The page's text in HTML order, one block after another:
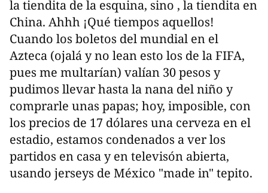
la tiendita de la esquina, sino , la tiendita en
China. Ahhh ¡Qué tiempos aquellos!
Cuando los boletos del mundial en el
Azteca (ojalá y no lean esto los de la FIFA,
pues me multarían) valían 30 pesos y
pudimos llevar hasta la nana del niño y
comprarle unas papas; hoy, imposible, con
los precios de 17 dólares una cerveza en el
estadio, estamos condenados a ver los
partidos en casa y en televisón abierta,
usando jerseys de México "made in" tepito.